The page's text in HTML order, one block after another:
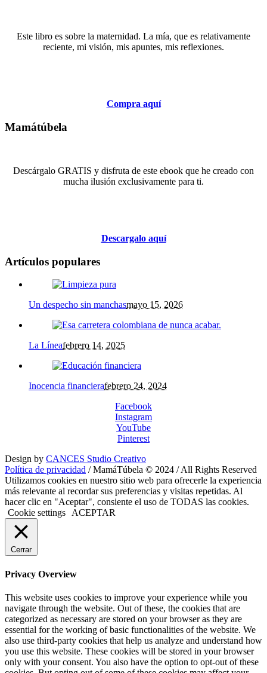
Este libro es sobre la maternidad. La mía, que es relativamente
reciente, mi visión, mis apuntes, mis reflexiones.
Compra aquí
Mamátúbela
Descárgalo GRATIS y disfruta de este ebook que he creado con
mucha ilusión exclusivamente para ti.
Descargalo aquí
Artículos populares
Un despecho sin manchasmayo 15, 2026
La Líneafebrero 14, 2025
Inocencia financierafebrero 24, 2024
Facebook
Instagram
YouTube
Pinterest
Design by CANCES Studio Creativo
Política de privacidad / MamáTúbela © 2024 / All Rights Reserved
Utilizamos cookies en nuestro sitio web para ofrecerle la experiencia
más relevante al recordar sus preferencias y visitas repetidas. Al
hacer clic en "Aceptar", consiente el uso de TODAS las cookies.
Cookie settings
ACEPTAR
Cerrar
Privacy Overview
This website uses cookies to improve your experience while you
navigate through the website. Out of these, the cookies that are
categorized as necessary are stored on your browser as they are
essential for the working of basic functionalities of the website. We
also use third-party cookies that help us analyze and understand how
you use this website. These cookies will be stored in your browser
only with your consent. You also have the option to opt-out of these